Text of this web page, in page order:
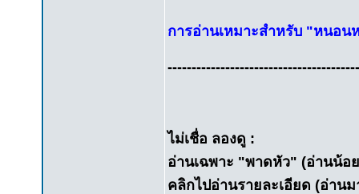
การอ่านเหมาะสำหรับ "หนอน
ไม่เชื่อ ลองดู :
อ่านเฉพาะ "พาดหัว" (อ่านน้อ
คลิกไปอ่านรายละเอียด (อ่าน